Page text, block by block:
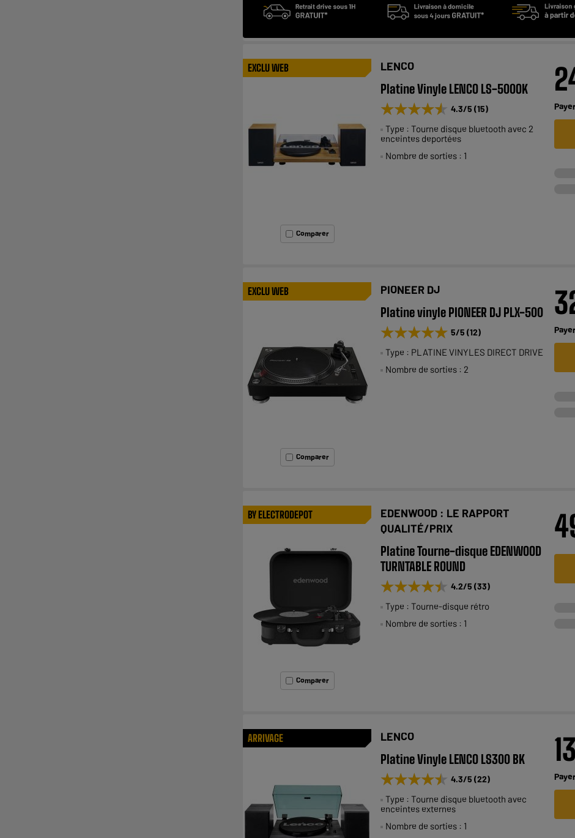
EXCLU WEB
Comparer
LENCO
Platine Vinyle LENCO LS-500OK
★★★★★
★★★★★ 4.3/5 (15)
Type : Tourne disque bluetooth avec 2
enceintes deportées
Nombre de sorties : 1
EXCLU WEB
Comparer
PIONEER DJ
Platine vinyle PIONEER DJ PLX-500
★★★★★
★★★★★ 5/5 (12)
Type : PLATINE VINYLES DIRECT DRIVE
Nombre de sorties : 2
BY ELECTRODEPOT
Comparer
EDENWOOD : LE RAPPORT
QUALITÉ/PRIX
Platine Tourne-disque EDENWOOD
TURNTABLE ROUND
★★★★★
★★★★★ 4.2/5 (33)
Type : Tourne-disque rétro
Nombre de sorties : 1
ARRIVAGE LENCO
Platine Vinyle LENCO LS300 BK
★★★★★
★★★★★ 4.3/5 (22)
Type : Tourne disque bluetooth avec
enceintes externes
Nombre de sorties : 1